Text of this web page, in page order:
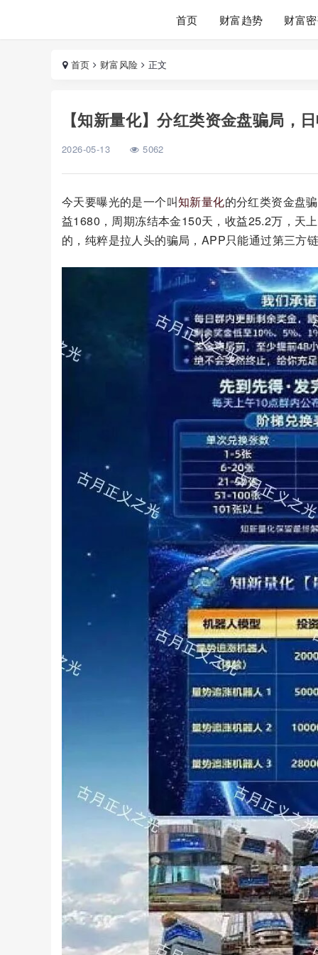
首页 财富趋势 财富
首页 财富风险 正文
【知新量化】分红类资金盘骗局，
2026-05-13 5062
今天要曝光的是一个叫知新量化的分红类资金盘
益1680，周期冻结本金150天，收益25.2万，天
的，纯粹是拉人头的骗局，APP只能通过第三方